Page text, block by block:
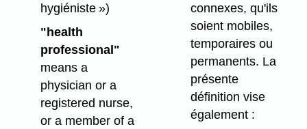
hygiéniste »)
"health
professional"
means a
physician or a
registered nurse,
or a member of a
connexes, qu'ils
soient mobiles,
temporaires ou
permanents. La
présente
définition vise
également :